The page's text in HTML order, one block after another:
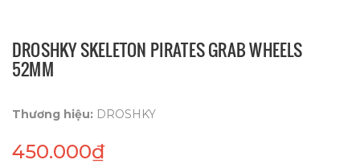
DROSHKY SKELETON PIRATES GRAB WHEELS
52MM
Thương hiệu: DROSHKY
450.000₫